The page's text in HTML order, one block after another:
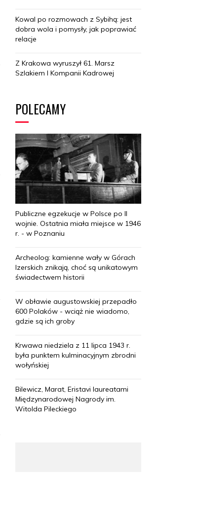
Kowal po rozmowach z Sybihą: jest
dobra wola i pomysły, jak poprawiać
relacje
Z Krakowa wyruszył 61. Marsz
Szlakiem I Kompanii Kadrowej
POLECAMY
Publiczne egzekucje w Polsce po II
wojnie. Ostatnia miała miejsce w 1946
r. - w Poznaniu
Archeolog: kamienne wały w Górach
Izerskich znikają, choć są unikatowym
świadectwem historii
W obławie augustowskiej przepadło
600 Polaków - wciąż nie wiadomo,
gdzie są ich groby
Krwawa niedziela z 11 lipca 1943 r.
była punktem kulminacyjnym zbrodni
wołyńskiej
Bilewicz, Marat, Eristavi laureatami
Międzynarodowej Nagrody im.
Witolda Pileckiego